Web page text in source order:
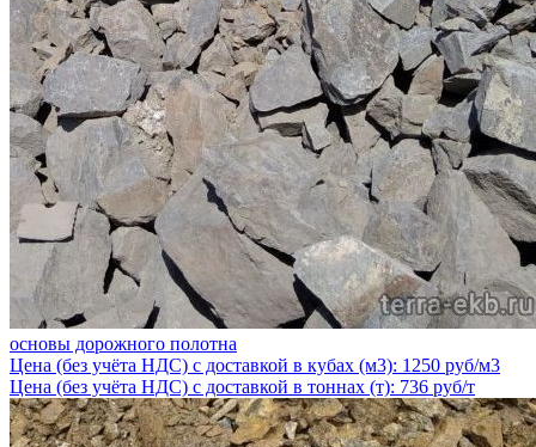
основы дорожного полотна
Цена (без учёта НДС) с доставкой в кубах (м3): 1250 руб/м3
Цена (без учёта НДС) с доставкой в тоннах (т): 736 руб/т